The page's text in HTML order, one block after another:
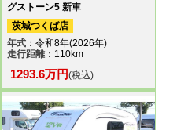
グストーン5 新車
茨城つくば店
年式：令和8年(2026年)
走行距離：110km
1293.6万円(税込)